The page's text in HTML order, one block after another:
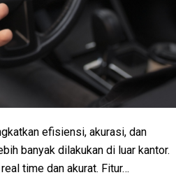
efisiensi, akurasi, dan
banyak dilakukan di luar kantor.
time dan akurat. Fitur…